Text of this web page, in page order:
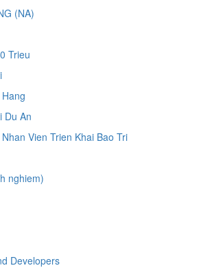
(NA)
Trieu
Du An
Vien Trien Khai Bao Tri
nghiem)
Developers